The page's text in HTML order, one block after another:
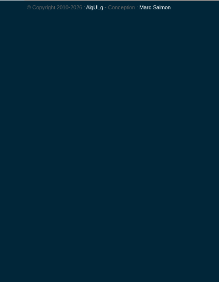
© Copyright 2010-2026 : AlgULg - Conception : Marc Salmon